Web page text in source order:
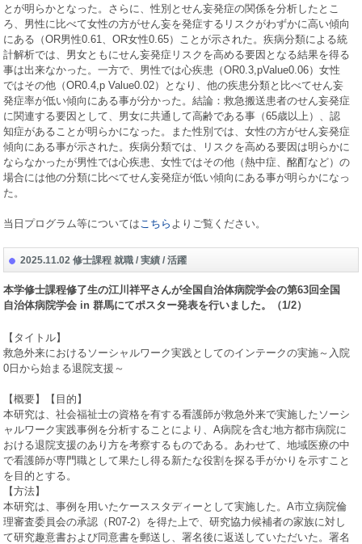
とが明らかとなった。さらに、性別とせん妄発症の関係を分析したとこ
ろ、男性に比べて女性の方がせん妄を発症するリスクがわずかに高い傾向
にある（OR男性0.61、 OR女性0.65）ことが示された。疾病分類による統
計解析では、男女ともにせん妄発症リスクを高める要因となる結果を得る
事は出来なかった。一方で、男性では心疾患（OR0.3,pValue0.06）女性
ではその他（OR0.4,p Value0.02）となり、他の疾患分類と比べてせん妄
発症率が低い傾向にある事が分かった。結論：救急搬送患者のせん妄発症
に関連する要因として、男女に共通して高齢である事（65歳以上）、認
知症があることが明らかになった。また性別では、女性の方がせん妄発症
傾向にある事が示された。疾病分類では、リスクを高める要因は明らかに
ならなかったが男性では心疾患、女性ではその他（熱中症、酩酊など）の
場合には他の分類に比べてせん妄発症が低い傾向にある事が明らかになっ
た。
当日プログラム等についてはこちら よりご覧ください。
2025.11.02 修士課程 就職 / 実績 / 活躍
本学修士課程修了生の江川祥平さんが全国自治体病院学会の第63回全国
自治体病院学会 in 群馬にてポスター発表を行いました。（1/2）
【タイトル】
救急外来におけるソーシャルワーク実践としてのインテークの実施～入院
0 日から始まる退院支援～
【概要】【目的】
本研究は、社会福祉士の資格を有する看護師が救急外来で実施したソーシ
ャルワーク実践事例を分析することにより、 A病院を含む地方都市病院に
おける退院支援のあり方を考察するものである。あわせて、地域医療の中
で看護師が専門職として果たし得る新たな役割を探る手がかりを示すこと
を目的とする。
【方法】
本研究は、事例を用いたケーススタディーとして実施した。 A市立病院倫
理審査委員会の承認（ R07-2）を得た上で、研究協力候補者の家族に対し
て研究趣意書および同意書を郵送し、署名後に返送していただいた。署名